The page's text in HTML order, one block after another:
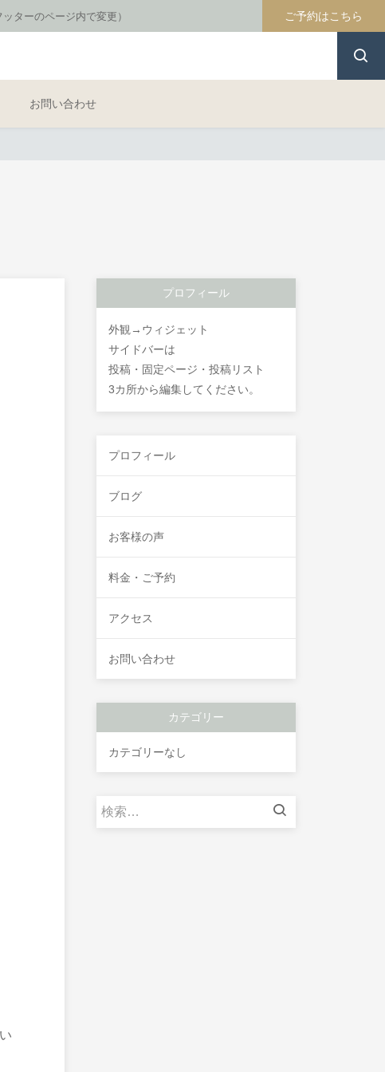
ターのページ内で変更） ご予約はこちら
お問い合わせ
プロフィール
外観→ウィジェット
サイドバーは
投稿・固定ページ・投稿リスト
3カ所から編集してください。
プロフィール
ブログ
お客様の声
料金・ご予約
アクセス
お問い合わせ
カテゴリー
カテゴリーなし
検